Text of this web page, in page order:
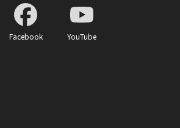
Facebook YouTube